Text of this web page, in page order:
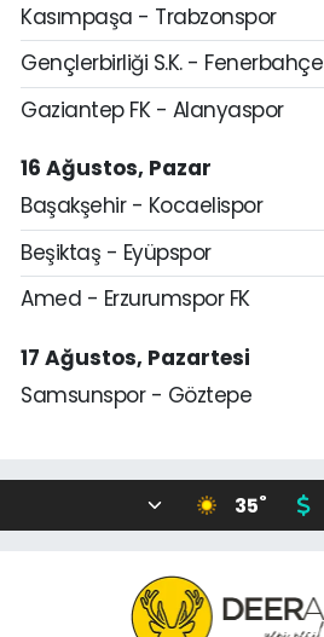
Kasımpaşa - Trabzonspor
Gençlerbirliği S.K. - Fenerbahçe
Gaziantep FK - Alanyaspor
16 Ağustos, Pazar
Başakşehir - Kocaelispor
Beşiktaş - Eyüpspor
Amed - Erzurumspor FK
17 Ağustos, Pazartesi
Samsunspor - Göztepe
35°